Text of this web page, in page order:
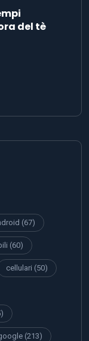
del tè
(67)
(60)
cellulari (50)
(213)